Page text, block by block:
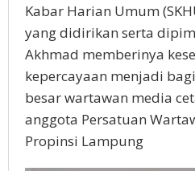
Kabar Harian Umum
yang didirikan serta
Akhmad memberinya
kepercayaan menjadi
besar wartawan media
anggota Persatuan
Propinsi Lampung